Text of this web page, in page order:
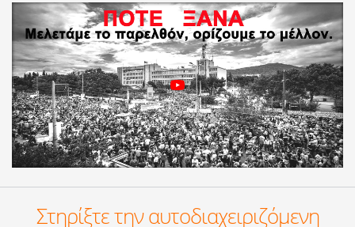
Στηρίξτε την αυτοδιαχειριζόμενη